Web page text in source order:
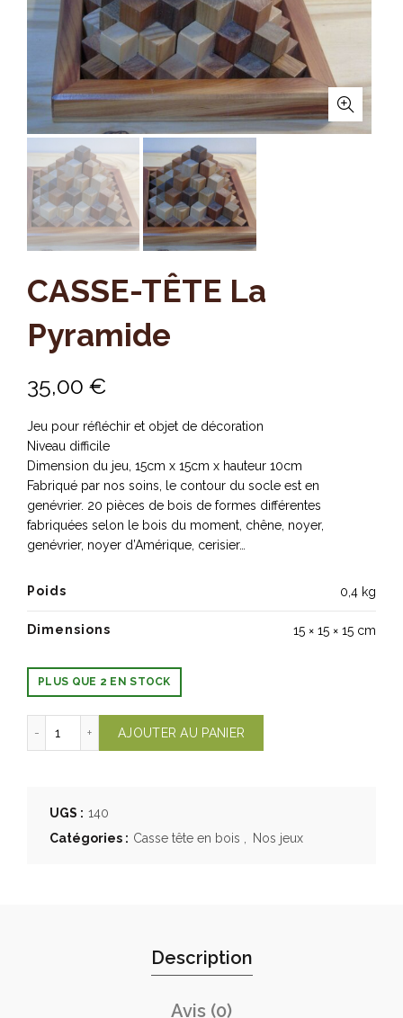
CASSE-TÊTE La
Pyramide
35,00 €
Jeu pour réfléchir et objet de décoration
Niveau difficile
Dimension du jeu, 15cm x 15cm x hauteur 10cm
Fabriqué par nos soins, le contour du socle est en
genévrier. 20 pièces de bois de formes différentes
fabriquées selon le bois du moment, chêne, noyer,
genévrier, noyer d’Amérique, cerisier…
Poids 0,4 kg
Dimensions 15 × 15 × 15 cm
PLUS QUE 2 EN STOCK
AJOUTER AU PANIER
UGS : 140
Catégories : Casse tête en bois Nos jeux
Description
Avis (0)